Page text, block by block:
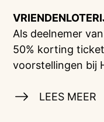
Als deelnemer
50% korting
voorstellingen bij
LEES MEER